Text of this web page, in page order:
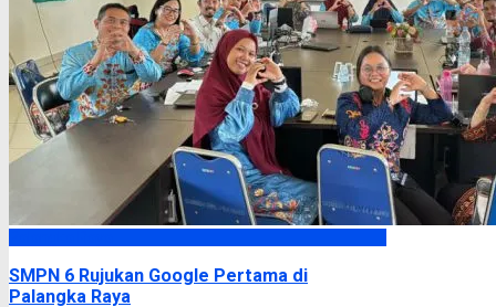
SMPN 6 Rujukan Google Pertama di
Palangka Raya